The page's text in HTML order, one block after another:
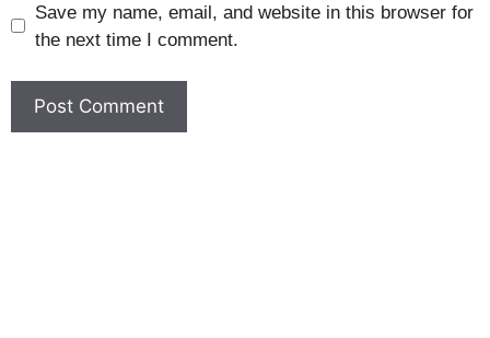
Save my name, email, and website in this browser for
the next time I comment.